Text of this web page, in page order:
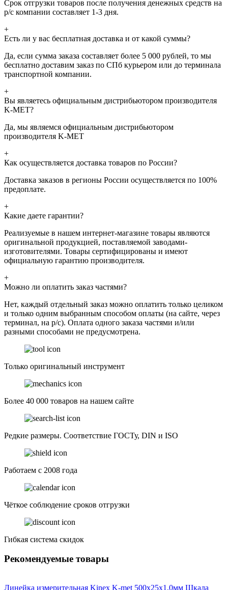
Срок отгрузки товаров после получения денежных средств на
р/с компании составляет 1-3 дня.
+
Есть ли у вас бесплатная доставка и от какой суммы?
Да, если сумма заказа составляет более 5 000 рублей, то мы
бесплатно доставим заказ по СПб курьером или до терминала
транспортной компании.
+
Вы являетесь официальным дистрибьютором производителя
K-MET?
Да, мы являемся официальным дистрибьютором
производителя K-MET
+
Как осуществляется доставка товаров по России?
Доставка заказов в регионы России осуществляется по 100%
предоплате.
+
Какие даете гарантии?
Реализуемые в нашем интернет-магазине товары являются
оригинальной продукцией, поставляемой заводами-
изготовителями. Товары сертифицированы и имеют
официальную гарантию производителя.
+
Можно ли оплатить заказ частями?
Нет, каждый отдельный заказ можно оплатить только целиком
и только одним выбранным способом оплаты (на сайте, через
терминал, на р/с). Оплата одного заказа частями и/или
разными способами не предусмотрена.
Только оригинальный инструмент
Более 40 000 товаров на нашем сайте
Редкие размеры. Соответствие ГОСТу, DIN и ISO
Работаем с 2008 года
Чёткое соблюдение сроков отгрузки
Гибкая система скидок
Рекомендуемые товары
Линейка измерительная Kinex K-met 500х25х1,0мм Шкала